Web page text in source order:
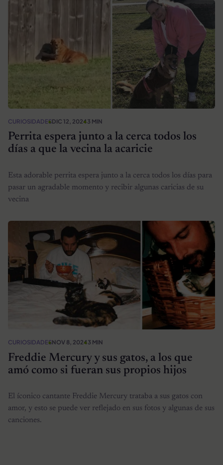
CURIOSIDADESDIC 12, 20243 MIN
Perrita espera junto a la cerca todos los
días a que la vecina la acaricie
Esta adorable perrita espera junto a la cerca todos los días para
pasar un agradable momento y recibir algunas caricias de su
vecina
CURIOSIDADESNOV 8, 20243 MIN
Freddie Mercury y sus gatos, a los que
amó como si fueran sus propios hijos
El íconico cantante Freddie Mercury trataba a sus gatos con
amor, y esto se puede ver reflejado en sus fotos y algunas de sus
canciones.